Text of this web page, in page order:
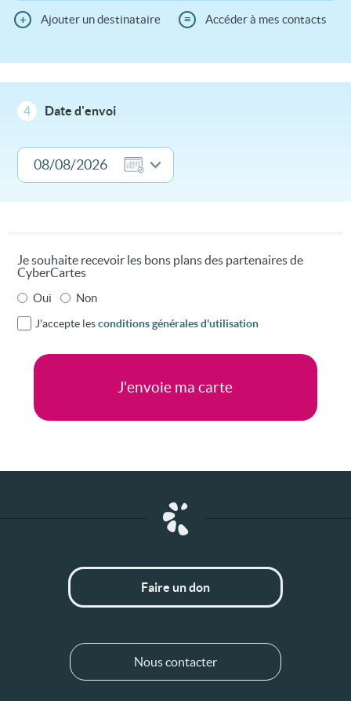
+ Ajouter un destinataire ≡ Accéder à mes contacts
4 Date d'envoi
Je souhaite recevoir les bons plans des partenaires de
CyberCartes
Oui Non
J'accepte lesconditions générales d'utilisation
Faire un don
Nous contacter